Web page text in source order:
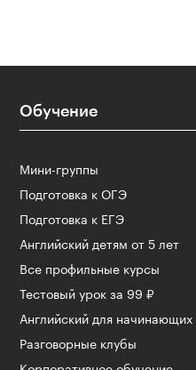
Обучение
Мини-группы
Подготовка к ОГЭ
Подготовка к ЕГЭ
Английский детям от 5 лет
Все профильные курсы
Тестовый урок за 99 ₽
Английский для начинающих
Разговорные клубы